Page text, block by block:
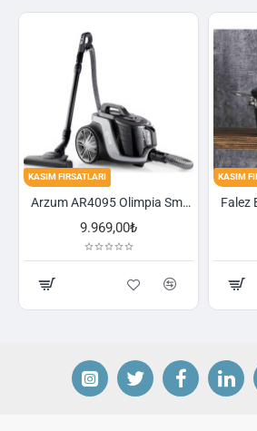
Arzum AR4095 Olimpia Smart Cyclone Filtreli Süpürge - Füme
KASIM FIRSATLARI